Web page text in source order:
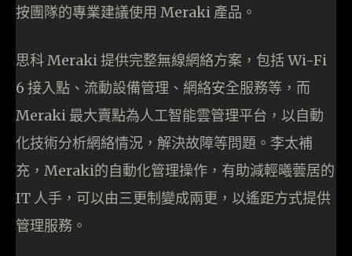
按團隊的專業建議使用 Meraki 產品。
思科 Meraki 提供完整無線網絡方案，包括 Wi-Fi
6 接入點、流動設備管理、網絡安全服務等，而
Meraki 最大賣點為人工智能雲管理平台，以自動
化技術分析網絡情況，解決故障等問題。李太補
充，Meraki的自動化管理操作，有助減輕曦蕓居的
IT 人手，可以由三更制變成兩更，以遙距方式提供
管理服務。